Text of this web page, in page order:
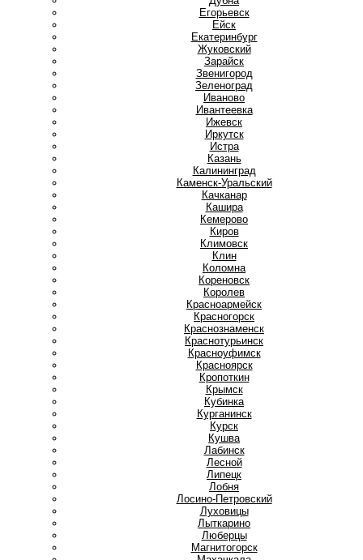
Егорьевск
Ейск
Екатеринбург
Жуковский
Зарайск
Звенигород
Зеленоград
Иваново
Ивантеевка
Ижевск
Иркутск
Истра
Казань
Калининград
Каменск-Уральский
Качканар
Кашира
Кемерово
Киров
Климовск
Клин
Коломна
Кореновск
Королев
Красноармейск
Красногорск
Краснознаменск
Краснотурьинск
Красноуфимск
Красноярск
Кропоткин
Крымск
Кубинка
Курганинск
Курск
Кушва
Лабинск
Лесной
Липецк
Лобня
Лосино-Петровский
Луховицы
Лыткарино
Люберцы
Магнитогорск